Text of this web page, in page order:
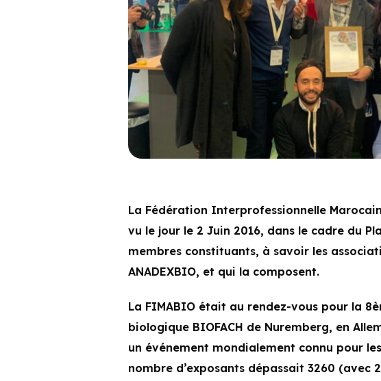
La Fédération Interprofessionnelle
vu le jour le 2 Juin 2016, dans le cadre du
membres constituants, à savoir les
ANADEXBIO, et qui la composent.
La FIMABIO était au rendez-vous pour la
biologique BIOFACH de Nuremberg, en
un événement mondialement connu pour
nombre d’exposants dépassait 3260 (avec